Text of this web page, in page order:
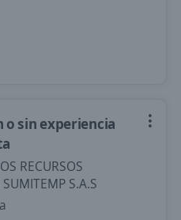
o sin experiencia
RECURSOS
S.A.S